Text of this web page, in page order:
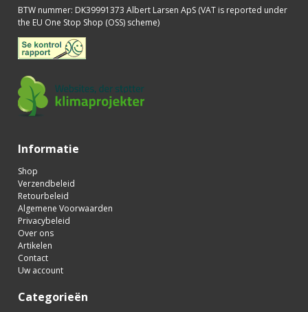
BTW nummer: DK39991373 Albert Larsen ApS (VAT is reported under
the EU One Stop Shop (OSS) scheme)
Informatie
Shop
Verzendbeleid
Retourbeleid
Algemene Voorwaarden
Privacybeleid
Over ons
Artikelen
Contact
Uw account
Categorieën